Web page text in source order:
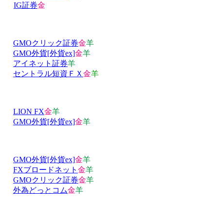
IG証券金
GMOクリック証券金羊
GMO外貨[外貨ex]金羊
アイネット証券羊
セントラル短資ＦＸ 金羊
LION FX金羊
GMO外貨[外貨ex]金羊
GMO外貨[外貨ex]金羊
FXブロードネット 金羊
GMOクリック証券金羊
外為どっとコム金羊